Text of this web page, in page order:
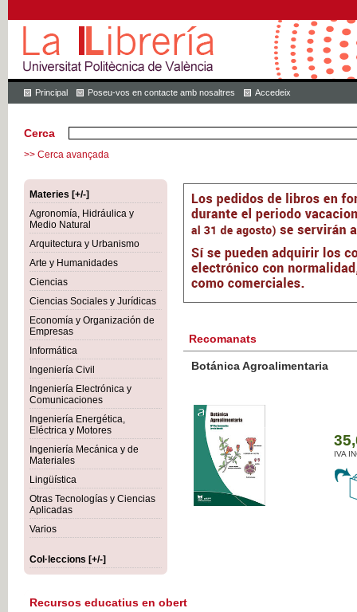
Principal Poseu-vos en contacte amb nosaltres Accedeix
Cerca
>> Cerca avançada
Materies [+/-]
Agronomía, Hidráulica y
Medio Natural
Arquitectura y Urbanismo
Arte y Humanidades
Ciencias
Ciencias Sociales y Jurídicas
Economía y Organización de
Empresas
Informática
Ingeniería Civil
Ingeniería Electrónica y
Comunicaciones
Ingeniería Energética,
Eléctrica y Motores
Ingeniería Mecánica y de
Materiales
Lingüística
Otras Tecnologías y Ciencias
Aplicadas
Varios
Col·leccions [+/-]
Recomanats
Botánica Agroalimentaria
IVA
Recursos educatius en obert